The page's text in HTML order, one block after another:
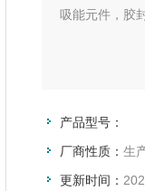
吸能元件，胶
产品型号：
厂商性质： 生
更新时间：